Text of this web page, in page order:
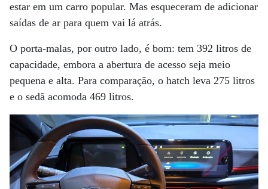
estar em um carro popular. Mas esqueceram de adicionar
saídas de ar para quem vai lá atrás.
O porta-malas, por outro lado, é bom: tem 392 litros de
capacidade, embora a abertura de acesso seja meio
pequena e alta. Para comparação, o hatch leva 275 litros
e o sedã acomoda 469 litros.